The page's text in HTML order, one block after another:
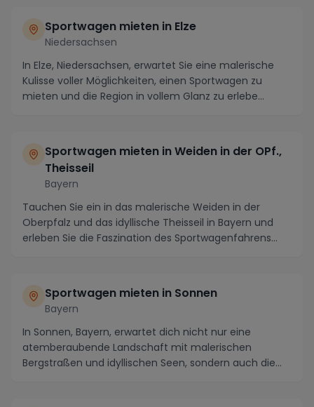
Sportwagen mieten in Elze
Niedersachsen
In Elze, Niedersachsen, erwartet Sie eine malerische
Kulisse voller Möglichkeiten, einen Sportwagen zu
mieten und die Region in vollem Glanz zu erlebe...
Sportwagen mieten in Weiden in der OPf.,
Theisseil
Bayern
Tauchen Sie ein in das malerische Weiden in der
Oberpfalz und das idyllische Theisseil in Bayern und
erleben Sie die Faszination des Sportwagenfahrens...
Sportwagen mieten in Sonnen
Bayern
In Sonnen, Bayern, erwartet dich nicht nur eine
atemberaubende Landschaft mit malerischen
Bergstraßen und idyllischen Seen, sondern auch die